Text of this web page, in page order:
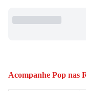
Acompanhe Pop nas